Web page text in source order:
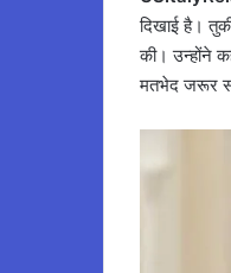
दिखाई है।
की। उन्होंने
मतभेद जरूर